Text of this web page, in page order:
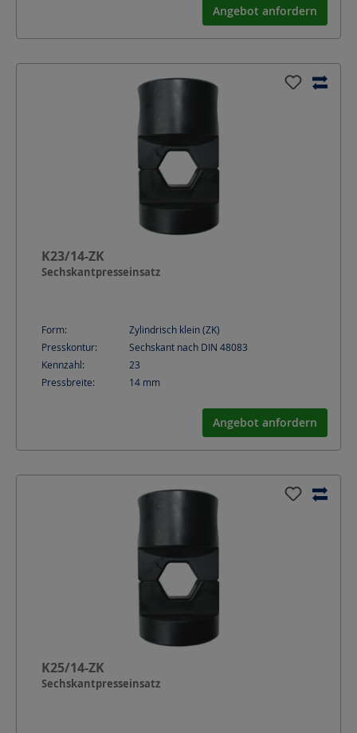
Angebot anfordern
K23/14-ZK
Sechskantpresseinsatz
Form:
Zylindrisch klein (ZK)
Presskontur:
Sechskant nach DIN 48083
Kennzahl:
23
Pressbreite:
14 mm
Angebot anfordern
K25/14-ZK
Sechskantpresseinsatz